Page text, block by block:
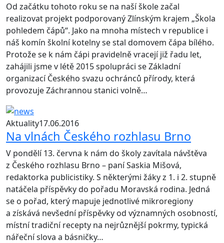
Od začátku tohoto roku se na naší škole začal
realizovat projekt podporovaný Zlínským krajem „Škola
pohledem čápů“. Jako na mnoha místech v republice i
náš komín školní kotelny se stal domovem čápa bílého.
Protože se k nám čápi pravidelně vracejí již řadu let,
zahájili jsme v létě 2015 spolupráci se Základní
organizací Českého svazu ochránců přírody, která
provozuje Záchrannou stanici volně…
Aktuality17.06.2016
Na vlnách Českého rozhlasu Brno
V pondělí 13. června k nám do školy zavítala návštěva
z Českého rozhlasu Brno – paní Saskia Mišová,
redaktorka publicistiky. S některými žáky z 1. i 2. stupně
natáčela příspěvky do pořadu Moravská rodina. Jedná
se o pořad, který mapuje jednotlivé mikroregiony
a získává nevšední příspěvky od významných osobností,
místní tradiční recepty na nejrůznější pokrmy, typická
nářeční slova a básničky…